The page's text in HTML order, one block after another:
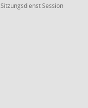
SitzungsdienstSession(Wird in